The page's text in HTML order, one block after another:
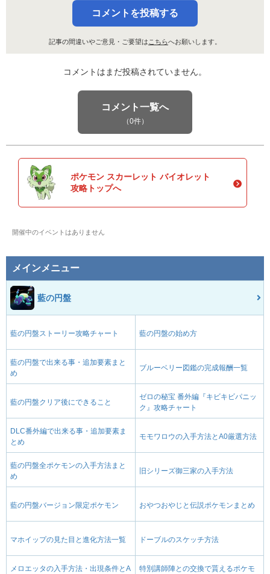
ヒートスタンプ
威力 90 命中 100 PP 10 (16)
命中
物理 威力 120 命中 100 PP 15 (24)
ノーマル がむしゃら
物理
でんき 新登場
物理 100 95 15 (24)
じめん
いわ メテオビーム
特殊 威力 120 命中 90 PP 10 (16)
物理 60 命中 100 PP
ゴースト のろい
威力 命中 PP
コメントを投稿する
記事の間違いやご意見・ご要望は こちらへお願いします。
コメントはまだ投稿されていません。
コメント一覧へ
（0件）
ポケモン スカーレット バイオレット
攻略トップへ
開催中のイベントはありません
メインメニュー
藍の円盤
藍の円盤ストーリー攻略チャート 藍の円盤の始め方
藍の円盤で出来る事・追加要素まと
め
ブルーベリー図鑑の完成報酬一覧
藍の円盤クリア後にできること
ゼロの秘宝 番外編『キビキビパニッ
ク』攻略チャート
DLC番外編で出来る事・追加要素ま
とめ
モモワロウの入手方法とA0厳選方法
藍の円盤全ポケモンの入手方法まと
め
旧シリーズ御三家の入手方法
藍の円盤バージョン限定ポケモン おやつおやじと伝説ポケモンまとめ
マホイップの見た目と進化方法一覧 ドーブルのスケッチ方法
メロエッタの入手方法・出現条件とA
特別講師陣との交換で貰えるポケモ